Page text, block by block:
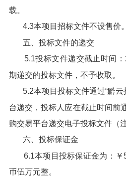
载。
4.3本项目招标文件不设售价。
五、投标文件的递交
5.1投标文件递交截止时间
期递交的投标文件，不予收取。
5.2本项目投标文件通过“黔
台递交，投标人应在截止时间前
购交易平台递交电子投标文件（
六、投标保证金
6.1本项目投标保证金为：
币伍万元整。